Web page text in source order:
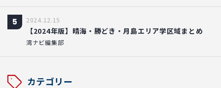
5 2024.12.15
【2024年版】晴海・勝どき・月島エリア学区域まとめ
湾ナビ編集部
カテゴリー